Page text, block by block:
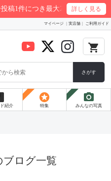
1件につき最大200ptプレゼント
詳しく見る
マイページ 実店舗 ご利用ガイド
local_grocery_store
さがす
紹介
stars
特集
photo_camera
みんなの写真
ブログ一覧